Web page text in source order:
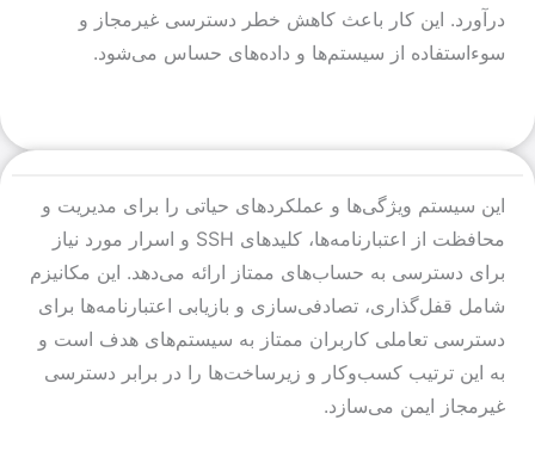
درآورد. این کار باعث کاهش خطر دسترسی غیرمجاز و
سوءاستفاده از سیستم‌ها و داده‌های حساس می‌شود.
این سیستم ویژگی‌ها و عملکردهای حیاتی را برای مدیریت و
محافظت از اعتبارنامه‌ها، کلیدهای SSH و اسرار مورد نیاز
برای دسترسی به حساب‌های ممتاز ارائه می‌دهد. این مکانیزم
شامل قفل‌گذاری، تصادفی‌سازی و بازیابی اعتبارنامه‌ها برای
دسترسی تعاملی کاربران ممتاز به سیستم‌های هدف است و
به این ترتیب کسب‌وکار و زیرساخت‌ها را در برابر دسترسی
غیرمجاز ایمن می‌سازد.